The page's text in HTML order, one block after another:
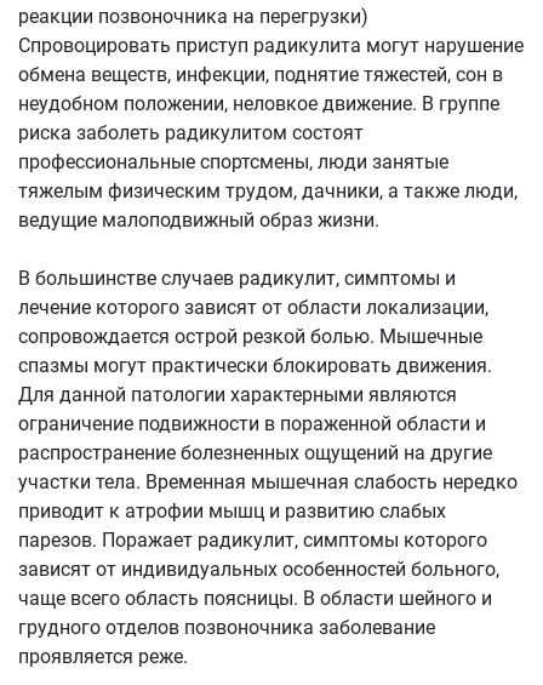
реакции позвоночника на перегрузки)
Спровоцировать приступ радикулита могут нарушение
обмена веществ, инфекции, поднятие тяжестей, сон в
неудобном положении, неловкое движение. В группе
риска заболеть радикулитом состоят
профессиональные спортсмены, люди занятые
тяжелым физическим трудом, дачники, а также люди,
ведущие малоподвижный образ жизни.
В большинстве случаев радикулит, симптомы и
лечение которого зависят от области локализации,
сопровождается острой резкой болью. Мышечные
спазмы могут практически блокировать движения.
Для данной патологии характерными являются
ограничение подвижности в пораженной области и
распространение болезненных ощущений на другие
участки тела. Временная мышечная слабость нередко
приводит к атрофии мышц и развитию слабых
парезов. Поражает радикулит, симптомы которого
зависят от индивидуальных особенностей больного,
чаще всего область поясницы. В области шейного и
грудного отделов позвоночника заболевание
проявляется реже.